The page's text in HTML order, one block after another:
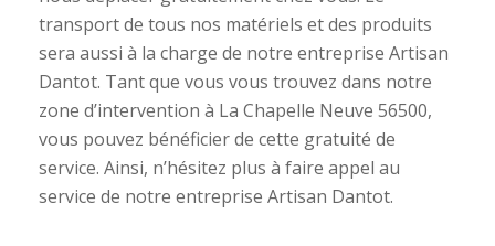
transport de tous nos matériels et des produits
sera aussi à la charge de notre entreprise Artisan
Dantot. Tant que vous vous trouvez dans notre
zone d’intervention à La Chapelle Neuve 56500,
vous pouvez bénéficier de cette gratuité de
service. Ainsi, n’hésitez plus à faire appel au
service de notre entreprise Artisan Dantot.